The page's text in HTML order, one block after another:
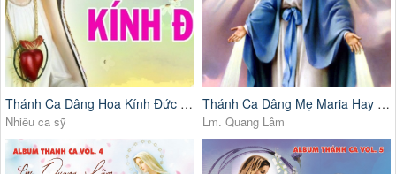
Thánh Ca Dâng Hoa Kính Đức Mẹ Hay Nhất
Nhiều ca sỹ
Thánh Ca Dâng Mẹ Maria Hay Nhất
Lm. Quang Lâm